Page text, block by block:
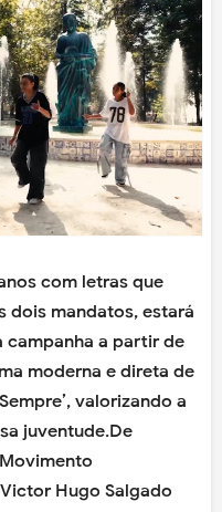
com letras que
dois mandatos, estará
campanha a partir de
moderna e direta de
valorizando a
juventude.De
Hugo Salgado